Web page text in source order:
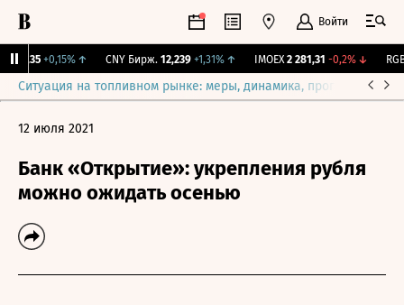
Войти
115,35 +0,15%↑ CNY Бирж. 12,239 +1,31% ↑ IMOEX 2 281,31 -0,2%↓
Ситуация на топливном рынке: меры, динамика, прогнозы
12 июля 2021
Банк «Открытие»: укрепления рубля
можно ожидать осенью